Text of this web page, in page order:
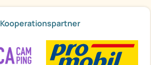
Kooperationspartner